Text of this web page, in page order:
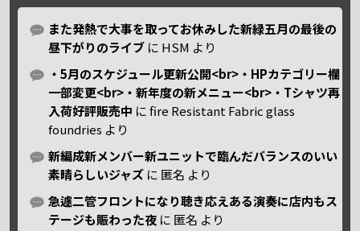
また発熱で大事を取ってお休みした新緑五月の最後の
昼下がりのライブ に HSM より
・5月のスケジュール更新公開<br>・HPカテゴリー欄
一部変更<br>・新年度の新メニュー<br>・Tシャツ再
入荷好評販売中 にfire Resistant Fabric glass
foundries より
新編成新メンバー新ユニットで臨んだバランスのいい
素晴らしいジャズ に 匿名 より
急遽二管フロントになり聴き応えある演奏に店内もス
テージも賑わった夜 に 匿名 より